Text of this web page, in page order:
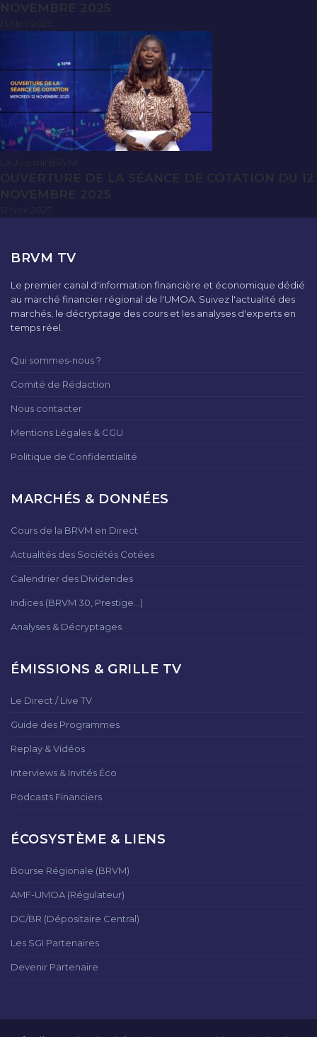
NOVEMBRE 2025
Le Journal BRVM
OUVERTURE DE LA SÉANCE DE COTATION DU 12
NOVEMBRE 2025
BRVM TV
Le premier canal d'information financière et économique dédié
au marché financier régional de l'UMOA. Suivez l'actualité des
marchés, le décryptage des cours et les analyses d'experts en
temps réel.
Qui sommes-nous ?
Comité de Rédaction
Nous contacter
Mentions Légales & CGU
Politique de Confidentialité
MARCHÉS & DONNÉES
Cours de la BRVM en Direct
Actualités des Sociétés Cotées
Calendrier des Dividendes
Indices (BRVM 30, Prestige...)
Analyses & Décryptages
ÉMISSIONS & GRILLE TV
Le Direct / Live TV
Guide des Programmes
Replay & Vidéos
Interviews & Invités Éco
Podcasts Financiers
ÉCOSYSTÈME & LIENS
Bourse Régionale (BRVM)
AMF-UMOA (Régulateur)
DC/BR (Dépositaire Central)
Les SGI Partenaires
Devenir Partenaire